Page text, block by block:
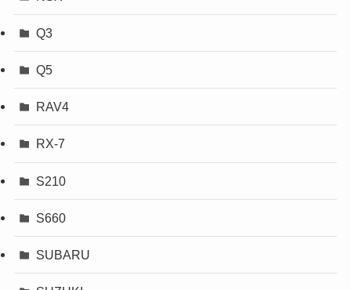
Q3
Q5
RAV4
RX-7
S210
S660
SUBARU